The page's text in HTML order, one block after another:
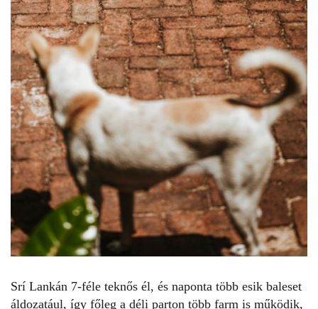
Srí Lankán 7-féle teknős él, és naponta több esik baleset
áldozatául, így főleg a déli parton több farm is működik,